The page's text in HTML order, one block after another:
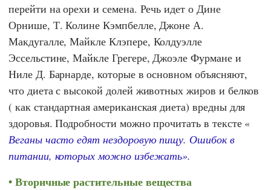
перейти на орехи и семена. Речь идет о Дине
Орнише, Т. Колине Кэмпбелле, Джоне А.
Макдугалле,Майкле Клэпере, Колдуэлле
Эссельстине,Майкле Грегере, Джоэле Фурманеи
Ниле Д. Барнарде, которые в основном объясняют,
что диета с высокой долей животных жиров и белков
( как стандартная американская диета) вредны для
здоровья. Подробности можно прочитать в тексте «
Веганы часто едят нездоровую пищу. Ошибок в
питании, которых можно избежать».
Вторичные растительные вещества